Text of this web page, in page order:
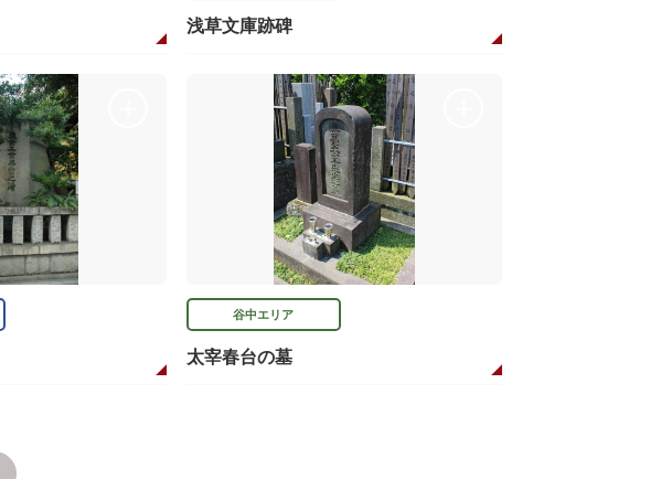
浅草文庫跡碑
谷中エリア
太宰春台の墓